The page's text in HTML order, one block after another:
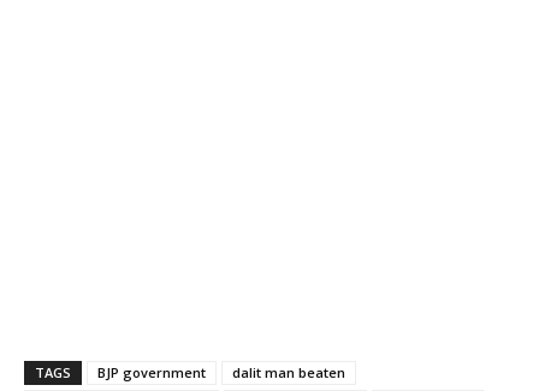
TAGS BJP government
dalit man beaten